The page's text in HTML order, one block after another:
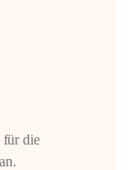
für die